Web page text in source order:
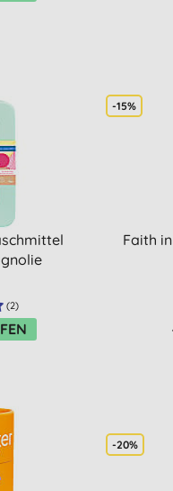
(2)
-15%
Faith
-20%